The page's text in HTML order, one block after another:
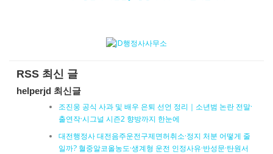
RSS 최신 글
helperjd 최신글
조진웅 공식 사과 및 배우 은퇴 선언 정리｜소년범 논란 전말·
출연작·시그널 시즌2 향방까지 한눈에
대전행정사 대전음주운전구제면허취소·정지 처분 어떻게 줄
일까? 혈중알코올농도·생계형 운전 인정사유·반성문·탄원서